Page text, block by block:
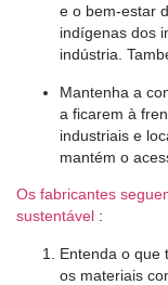
e o bem-estar
indígenas dos
indústria.
Mantenha a
a ficarem à
industriais e
mantém o
Os fabricantes
sustentável :
Entenda o que
os materiais